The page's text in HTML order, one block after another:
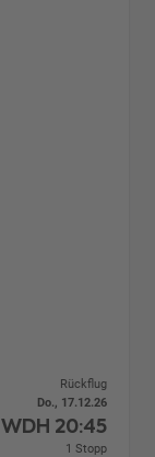
Rückflug
Do., 17.12.26
WDH 20:45
1 Stopp